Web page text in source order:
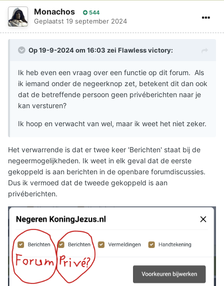
Monachos 544
Geplaatst 19 september 2024
Op 19-9-2024 om 16:03 zei Flawless victory:
Ik heb even een vraag over een functie op dit forum. Als
ik iemand onder de negeerknop zet, betekent dit dan ook
dat de betreffende persoon geen privéberichten naar je
kan versturen?
Ik hoop en verwacht van wel, maar ik weet het niet zeker.
Het verwarrende is dat er twee keer 'Berichten' staat bij de
negeermogelijkheden. Ik weet in elk geval dat de eerste
gekoppeld is aan berichten in de openbare forumdiscussies.
Dus ik vermoed dat de tweede gekoppeld is aan
privéberichten.